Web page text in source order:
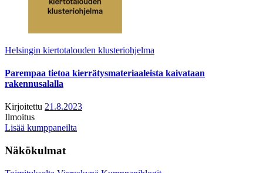
Helsingin kiertotalouden klusteriohjelma
Parempaa tietoa kierrätysmateriaaleista kaivataan
rakennusalalla
Kirjoitettu 21.8.2023
Ilmoitus
Lisää kumppaneilta
Näkökulmat